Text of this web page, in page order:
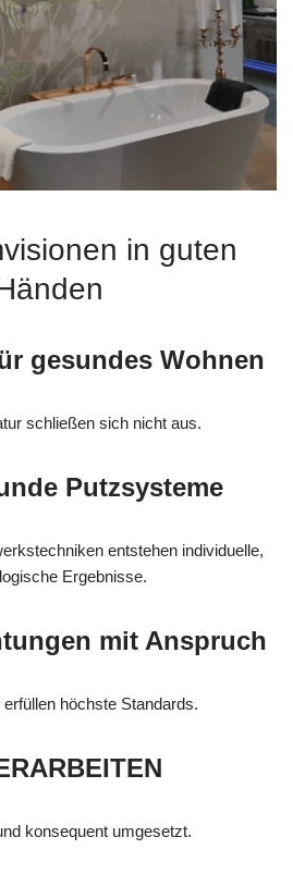
in guten
gesundes Wohnen
schließen sich nicht aus.
Putzsysteme
entstehen individuelle,
Ergebnisse.
mit Anspruch
höchste Standards.
konsequent umgesetzt.